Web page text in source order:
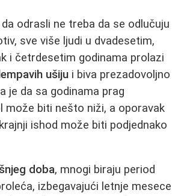
odrasli ne treba da se odlučuju
sve više ljudi u dvadesetim,
i četrdesetim godinama prolazi
ušiju i biva prezadovoljno
je da sa godinama prag
može biti nešto niži, a oporavak
ishod može biti podjednako
doba, mnogi biraju period
izbegavajući letnje mesece